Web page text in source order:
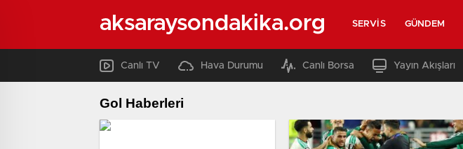
aksaraysondakika.org SERVIS GÜNDEM
Canlı TV Hava Durumu Canlı Borsa Yayın Akışları
Gol Haberleri